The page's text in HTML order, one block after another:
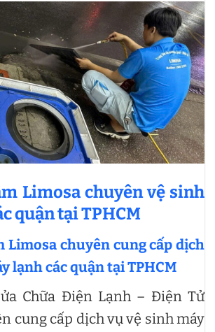
Limosa chuyên vệ sinh
quận tại TPHCM
Limosa chuyên cung cấp dịch
lạnh các quận tại TPHCM
Chữa Điện Lạnh – Điện Tử
cung cấp dịch vụ vệ sinh máy